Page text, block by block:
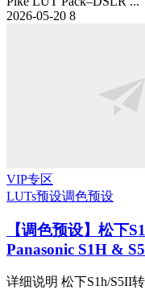
2026-05-20 8
VIP专区
LUTs预设调色预设
【调色预设】松下
Panasonic S1H &
详细说明 松下S1h/S5II